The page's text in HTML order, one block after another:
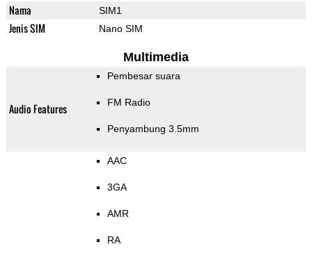
Nama SIM1
Jenis SIM Nano SIM
Multimedia
Audio Features
Pembesar suara
FM Radio
Penyambung 3.5mm
AAC
3GA
AMR
RA